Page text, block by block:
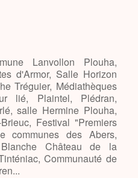
Lanvollon Plouha,
d'Armor, Salle Horizon
Tréguier, Médiathèques
lié, Plaintel, Plédran,
salle Hermine Plouha,
Festival "Premiers
communes des Abers,
Château de la
Communauté de